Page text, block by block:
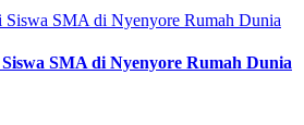
SMA di Nyenyore Rumah Dunia